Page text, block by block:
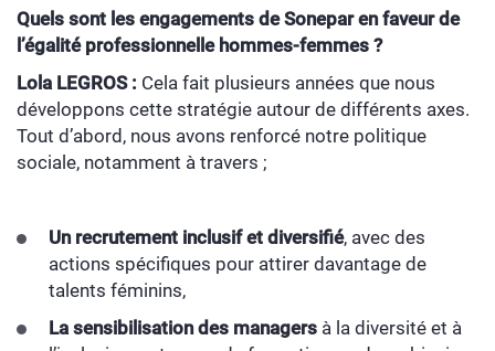
Quels sont les engagements de Sonepar en faveur de
l’égalité professionnelle hommes-femmes ?
Lola LEGROS : Cela fait plusieurs années que nous
développons cette stratégie autour de différents axes.
Tout d’abord, nous avons renforcé notre politique
sociale, notamment à travers ;
Un recrutement inclusif et diversifié, avec des
actions spécifiques pour attirer davantage de
talents féminins,
La sensibilisation des managers à la diversité et à